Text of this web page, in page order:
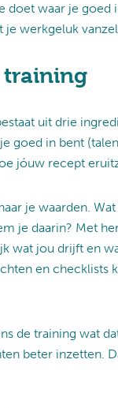
doet waar je goed
werkgeluk
training
uit drie
goed in bent
jóuw recept
je waarden.
je daarin? Met
wat jou drijft en
en checklists
de training wat
beter inzetten.